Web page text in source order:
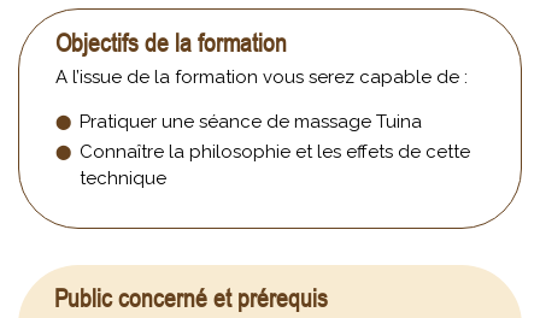
Objectifs de la formation
A l’issue de la formation vous serez capable de :
Pratiquer une séance de massage Tuina
Connaître la philosophie et les effets de cette
technique
Public concerné et prérequis